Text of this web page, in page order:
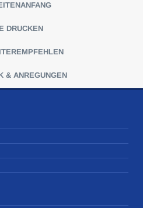
DRUCKEN
& ANREGUNGEN